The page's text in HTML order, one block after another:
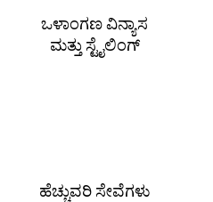
ಒಳಾಂಗಣ ವಿನ್ಯಾಸ
ಮತ್ತು ಸ್ಟೈಲಿಂಗ್
ಹೆಚ್ಚುವರಿ ಸೇವೆಗಳು